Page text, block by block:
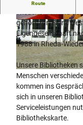
© Flora Westfalica GmbH
© Flora Westfalica GmbH
Route
gehört zur Flora
Eigengesellschaft
1988 in Rheda-
Unsere Bibliotheken
Menschen
kommen ins
sich in unseren
Serviceleistungen
Bibliothekskarte.